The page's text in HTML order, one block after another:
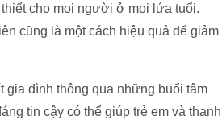
cho mọi người ở mọi lứa tuổi.
cũng là một cách hiệu quả để giảm
đình thông qua những buổi tâm
tin cậy có thể giúp trẻ em và thanh